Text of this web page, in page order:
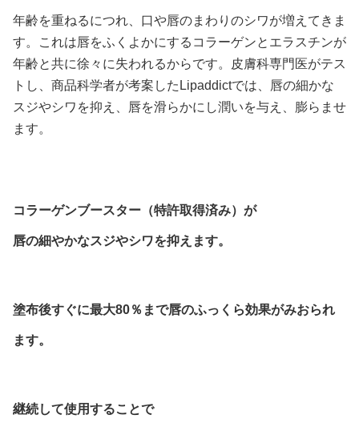
年齢を重ねるにつれ、口や唇のまわりのシワが増えてきま
す。これは唇をふくよかにするコラーゲンとエラスチンが
年齢と共に徐々に失われるからです。
皮膚科専門医がテス
トし、商品科学者が考案 したLipaddictでは、唇の細かな
スジやシワを抑え、唇を滑らかにし潤いを与え、膨らませ
ます。
コラーゲンブースター（特許取得済み）が
唇の細やかなスジやシワを抑えます。
塗布後すぐに最大80％まで唇のふっくら効果がみおられ
ます。
継続して使用することで